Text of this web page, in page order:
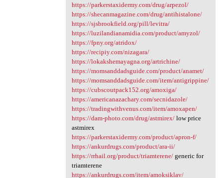
https://parkerstaxidermy.com/drug/arpezol/
https://shecanmagazine.com/drug/antihistalone/
https://sjsbrookfield.org/pill/levitra/
https://luzilandianamidia.com/product/amyzol/
https://fpny.org/atridox/
https://recipiy.com/nizagara/
https://lokakshemayagna.org/artrichine/
https://momsanddadsguide.com/product/anamet/
https://momsanddadsguide.com/item/antigrippine/
https://cubscoutpack152.org/amoxiga/
https://americanazachary.com/secnidazole/
https://tradingwithvenus.com/item/amoxapen/
https://dam-photo.com/drug/astmirex/low price
astmirex
https://parkerstaxidermy.com/product/apron-f/
https://ankurdrugs.com/product/ara-ii/
https://rrhail.org/product/triamterene/generic for
triamterene
https://ankurdrugs.com/item/amoksiklav/